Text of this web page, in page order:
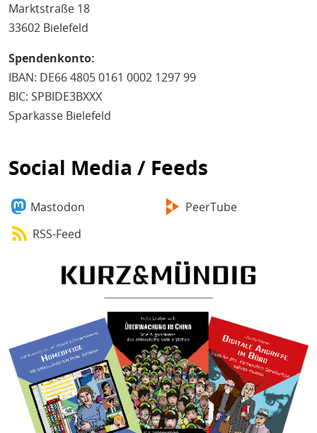
Marktstraße 18
33602 Bielefeld
Spendenkonto:
IBAN: DE66 4805 0161 0002 1297 99
BIC: SPBIDE3BXXX
Sparkasse Bielefeld
Social Media / Feeds
Mastodon
PeerTube
RSS-Feed